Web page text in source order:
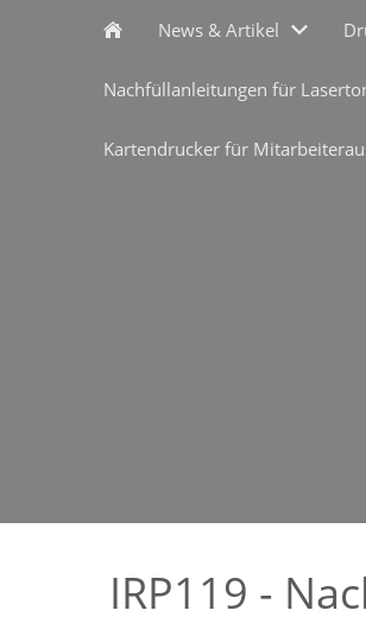
News & Artikel
Nachfüllanleitungen für
Kartendrucker für
IRP119 -